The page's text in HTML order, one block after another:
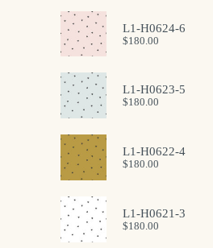
L1-H0624-6
$180.00
L1-H0623-5
$180.00
L1-H0622-4
$180.00
L1-H0621-3
$180.00